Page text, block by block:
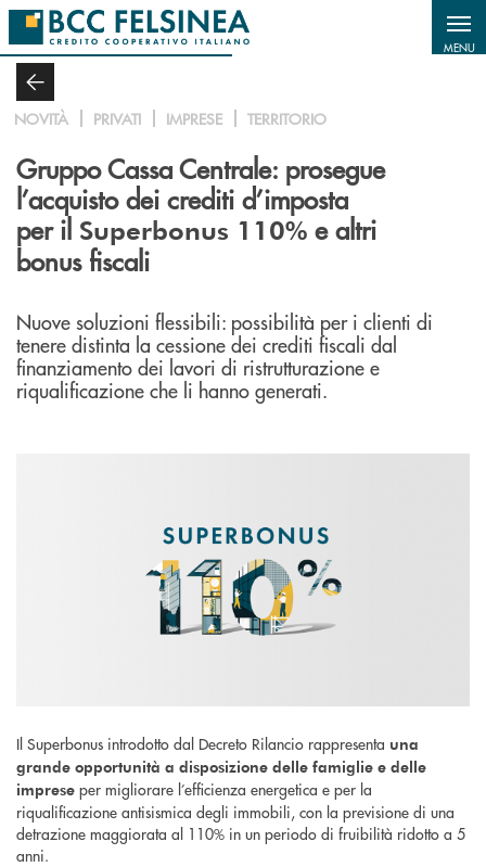
Salta al contenuto principale
MENU
NOVITÀ PRIVATI IMPRESE TERRITORIO
Gruppo Cassa Centrale: prosegue
l’acquisto dei crediti d’imposta
per il Superbonus 110% e altri
bonus fiscali
Nuove soluzioni flessibili: possibilità per i clienti di
tenere distinta la cessione dei crediti fiscali dal
finanziamento dei lavori di ristrutturazione e
riqualificazione che li hanno generati.
Il Superbonus introdotto dal Decreto Rilancio rappresenta una
grande opportunità a disposizione delle famiglie e delle
imprese per migliorare l’efficienza energetica e per la
riqualificazione antisismica degli immobili, con la previsione di una
detrazione maggiorata al 110% in un periodo di fruibilità ridotto a 5
anni.